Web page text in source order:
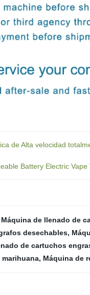
de Alta velocidad
Battery Electric
Máquina de llenado de
desechables,
de cartuchos
, Máquina de